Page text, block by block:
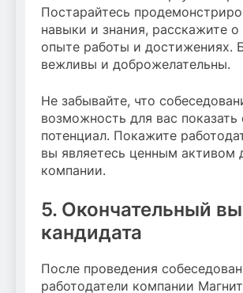
Постарайтесь
навыки и знания, расскажите
опыте работы и достижениях.
вежливы и доброжелательны.
Не забывайте, что
возможность для вас показать
потенциал. Покажите
вы являетесь ценным активом
компании.
5. Окончательный
кандидата
После проведения
работодатели компании